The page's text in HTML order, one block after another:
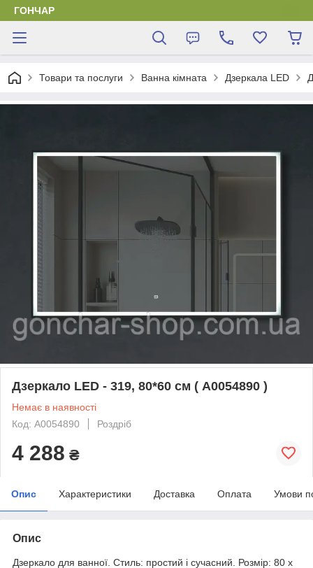
ГОНЧАР
Товари та послуги Ванна кімната Дзеркала LED
Дзеркало LED - 319, 80*60 см ( А0054890 )
Немає в наявності
Код: А0054890
Роздріб
4 288 ₴
Опис Характеристики Доставка Оплата Умови
Опис
Дзеркало для ванної. Стиль: простий і сучасний. Розмір: 80 х